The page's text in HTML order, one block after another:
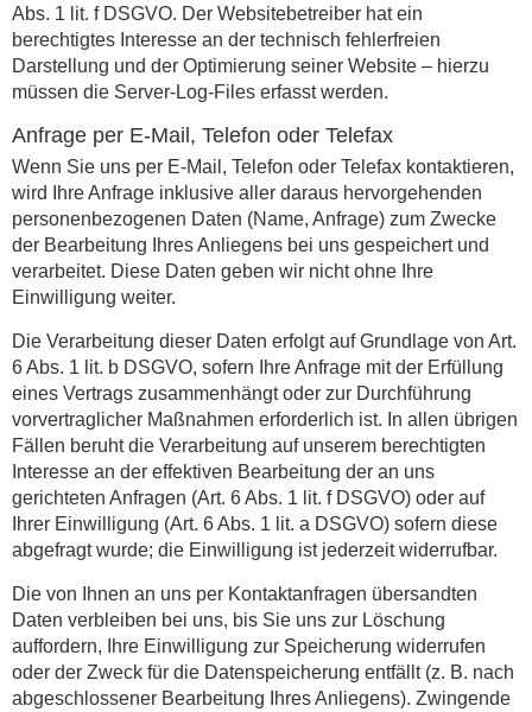
Abs. 1 lit. f DSGVO. Der Websitebetreiber hat ein
berechtigtes Interesse an der technisch fehlerfreien
Darstellung und der Optimierung seiner Website – hierzu
müssen die Server-Log-Files erfasst werden.
Anfrage per E-Mail, Telefon oder Telefax
Wenn Sie uns per E-Mail, Telefon oder Telefax kontaktieren,
wird Ihre Anfrage inklusive aller daraus hervorgehenden
personenbezogenen Daten (Name, Anfrage) zum Zwecke
der Bearbeitung Ihres Anliegens bei uns gespeichert und
verarbeitet. Diese Daten geben wir nicht ohne Ihre
Einwilligung weiter.
Die Verarbeitung dieser Daten erfolgt auf Grundlage von Art.
6 Abs. 1 lit. b DSGVO, sofern Ihre Anfrage mit der Erfüllung
eines Vertrags zusammenhängt oder zur Durchführung
vorvertraglicher Maßnahmen erforderlich ist. In allen übrigen
Fällen beruht die Verarbeitung auf unserem berechtigten
Interesse an der effektiven Bearbeitung der an uns
gerichteten Anfragen (Art. 6 Abs. 1 lit. f DSGVO) oder auf
Ihrer Einwilligung (Art. 6 Abs. 1 lit. a DSGVO) sofern diese
abgefragt wurde; die Einwilligung ist jederzeit widerrufbar.
Die von Ihnen an uns per Kontaktanfragen übersandten
Daten verbleiben bei uns, bis Sie uns zur Löschung
auffordern, Ihre Einwilligung zur Speicherung widerrufen
oder der Zweck für die Datenspeicherung entfällt (z. B. nach
abgeschlossener Bearbeitung Ihres Anliegens). Zwingende